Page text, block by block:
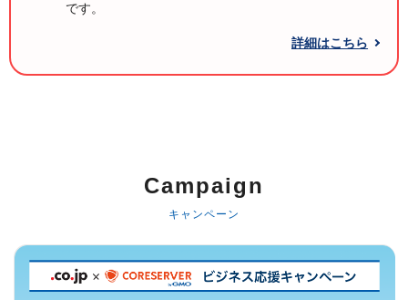
です。
詳細はこちら
Campaign
キャンペーン